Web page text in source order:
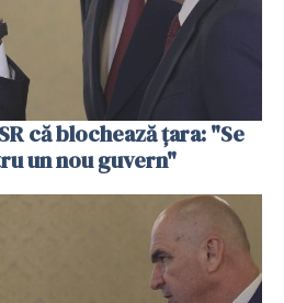
că blochează țara: "Se
un nou guvern"